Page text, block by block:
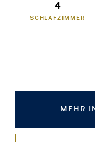
4
SCHLAFZIMMER
MEHR